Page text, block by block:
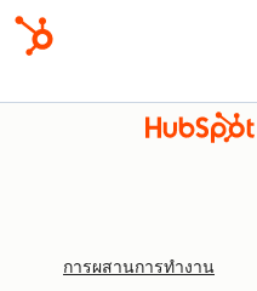
การผสานการทำงาน